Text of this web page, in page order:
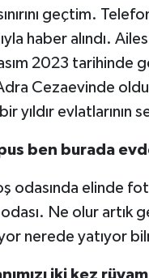
geçtim.
haber alındı.
2023 tarihinde
Cezaevinde
yıldır evlatlarının
ben burada
odasında elinde
odası. Ne olur
nerede yatıyor